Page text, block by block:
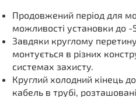
Продовжений період для
можливості установки до -
Завдяки круглому
монтується в різних
системах захисту.
Круглий холодний кінець
кабель в трубі,